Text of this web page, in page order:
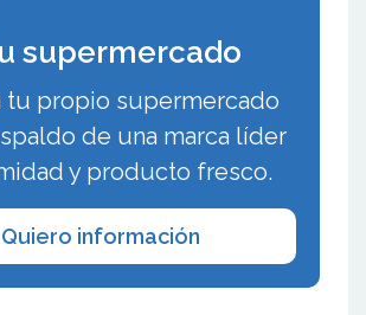
supermercado
tu propio supermercado
de una marca líder
y producto fresco.
Quiero información